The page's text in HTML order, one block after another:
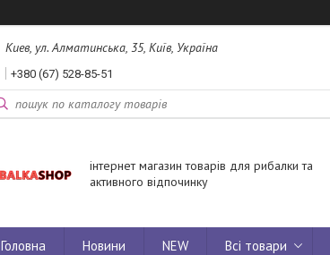
Киев, ул. Алматинська, 35, Київ, Україна
+380 (67) 528-85-51
інтернет магазин товарів для рибалки та
активного відпочинку
Головна Новини NEW Всі товари